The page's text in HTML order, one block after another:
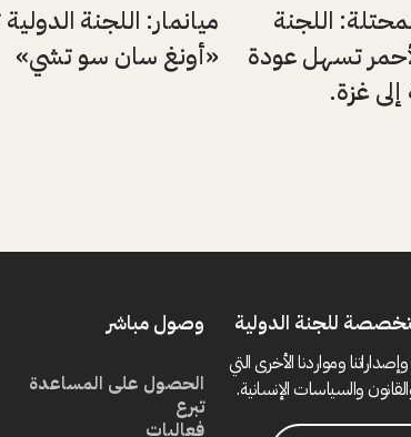
اللجنة
تسهل عودة
ميانمار: اللجنة
«أونغ سان سو تشي»
للجنة الدولية
ومواردنا الأخرى التي
والسياسات الإنسانية.
وصول مباشر
الحصول على المساعدة
تبرع
فعاليات